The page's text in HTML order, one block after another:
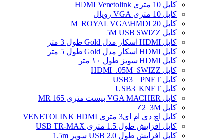
کابل 10 متری HDMI Venetolink
کابل 10 متری VGA رویال
کابل 20 M_ROYAL VGA\HMDI
کابل 5M USB SWIZZ
کابل HDMI اسکار مدل Gold طول 3 متر
کابل HDMI اسکار مدل Gold طول 5 متر
کابل HDMI سویز طول ۱۰ متر
کابل HDMI_.05M_SWIZZ
کابل USB3 _ PNET
کابل USB3_KNET
کابل VGA MACHER بیست متری MR 165
کابل Z2_3M
کابل اچ دی ام ای3 متری VENETOLINK HDMI
کابل افزایش طول 1.5 متری USB TR-MAX
کابل افزایش طول USB 2.0 سویز 1.5m